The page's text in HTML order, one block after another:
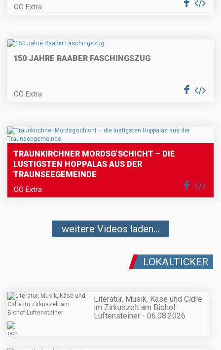
OÖ Extra
150 JAHRE RAABER FASCHINGSZUG
OÖ Extra
TRAUNKIRCHNER MORDSG’SCHICHT – DIE
LUSTIGSTEN HOPPALAS AUS DER
TRAUNSEEGEMEINDE
OÖ Extra
weitere Videos laden...
LOKALTICKER
Literatur, Musik, Käse und Cidre
im Zirkuszelt am Biohof
Luftensteiner - 06.08.2026